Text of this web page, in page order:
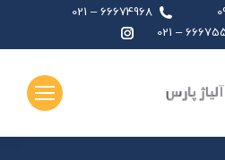
66674968 – 021
66675562
page